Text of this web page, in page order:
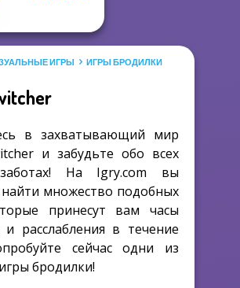
ИГРЫ ИГРЫ БРОДИЛКИ
в захватывающий мир
и забудьте обо всех
На Igry.com вы
множество подобных
принесут вам часы
и расслабления в течение
сейчас одни из
бродилки!